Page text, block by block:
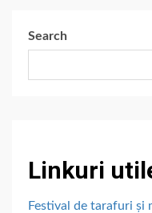
Search
Linkuri
Festival de tarafuri și